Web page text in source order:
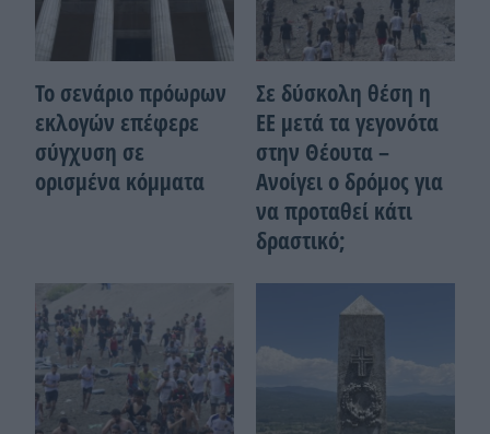
Το σενάριο πρόωρων
εκλογών επέφερε
σύγχυση σε
ορισμένα κόμματα
Σε δύσκολη θέση η
ΕΕ μετά τα γεγονότα
στην Θέουτα –
Ανοίγει ο δρόμος για
να προταθεί κάτι
δραστικό;